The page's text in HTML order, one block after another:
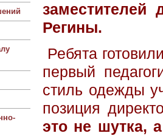
Регины.
Ребята
первый
стиль одежды
позиция
это не шутка,